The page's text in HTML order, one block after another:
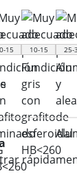
15 10-15 25-